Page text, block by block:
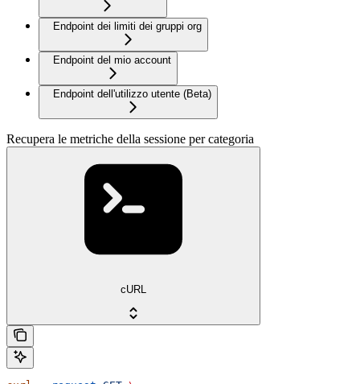
Endpoint dei limiti dei gruppi org
Endpoint del mio account
Endpoint dell'utilizzo utente (Beta)
Recupera le metriche della sessione per categoria
cURL